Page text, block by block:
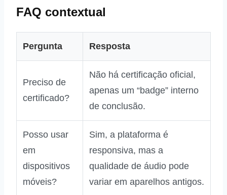
FAQ contextual
Pergunta Resposta
Preciso de
certificado?
Não há certificação oficial,
apenas um “badge” interno
de conclusão.
Posso usar
em
dispositivos
móveis?
Sim, a plataforma é
responsiva, mas a
qualidade de áudio pode
variar em aparelhos antigos.